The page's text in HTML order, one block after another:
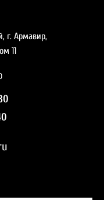
г. Армавир,
11